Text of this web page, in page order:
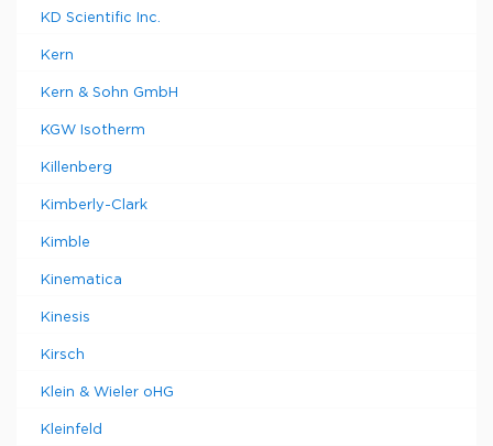
KD Scientific Inc.
Kern
Kern & Sohn GmbH
KGW Isotherm
Killenberg
Kimberly-Clark
Kimble
Kinematica
Kinesis
Kirsch
Klein & Wieler oHG
Kleinfeld